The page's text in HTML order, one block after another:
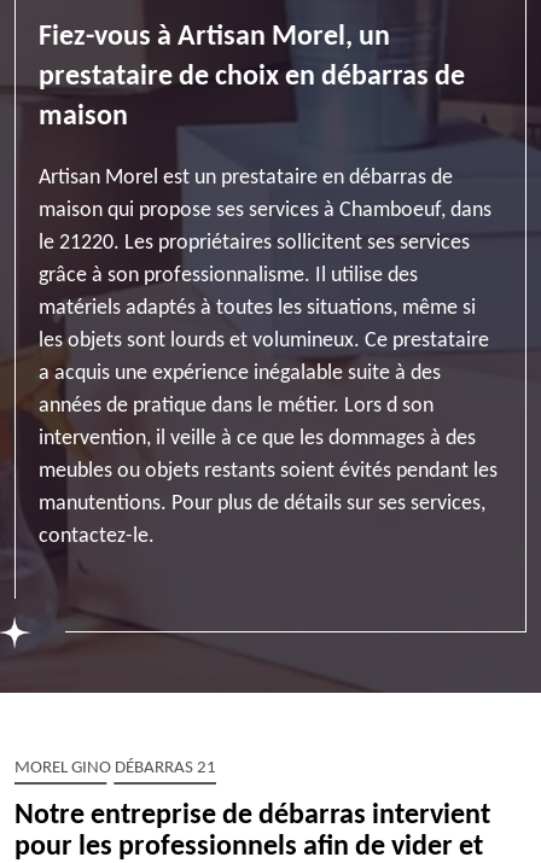
Fiez-vous à Artisan Morel, un
prestataire de choix en débarras de
maison
Artisan Morel est un prestataire en débarras de
maison qui propose ses services à Chamboeuf, dans
le 21220. Les propriétaires sollicitent ses services
grâce à son professionnalisme. Il utilise des
matériels adaptés à toutes les situations, même si
les objets sont lourds et volumineux. Ce prestataire
a acquis une expérience inégalable suite à des
années de pratique dans le métier. Lors d son
intervention, il veille à ce que les dommages à des
meubles ou objets restants soient évités pendant les
manutentions. Pour plus de détails sur ses services,
contactez-le.
MOREL GINO DÉBARRAS 21
Notre entreprise de débarras intervient
pour les professionnels afin de vider et